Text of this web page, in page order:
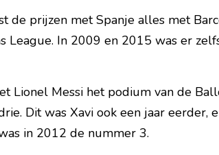
de prijzen met Spanje alles met
League. In 2009 en 2015 was er
Lionel Messi het podium van de
Dit was Xavi ook een jaar eerder,
in 2012 de nummer 3.